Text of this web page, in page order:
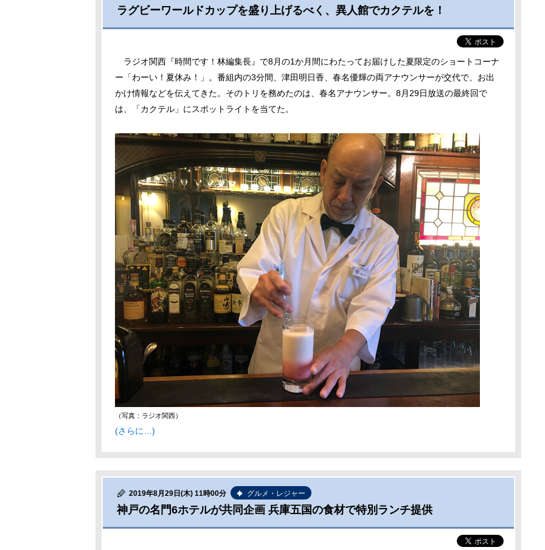
ラグビーワールドカップを盛り上げるべく、異人館でカクテルを！
ラジオ関西『時間です！林編集長』で8月の1か月間にわたってお届けした夏限定のショートコーナ
ー「わーい！夏休み！」。番組内の3分間、津田明日香、春名優輝の両アナウンサーが交代で、お出
かけ情報などを伝えてきた。そのトリを務めたのは、春名アナウンサー。8月29日放送の最終回で
は、「カクテル」にスポットライトを当てた。
（写真：ラジオ関西）
(さらに…)
2019年8月29日(木) 11時00分 グルメ・レジャー
神戸の名門6ホテルが共同企画 兵庫五国の食材で特別ランチ提供